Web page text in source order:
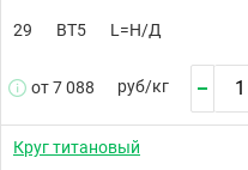
29 ВТ5 L=Н/Д
от 7 088 руб/кг
Круг титановый